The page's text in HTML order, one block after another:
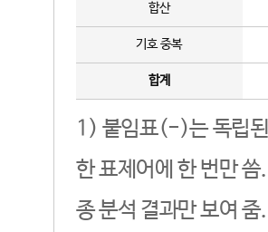
합산
기호 중복
합계
1) 붙임표(-)는 독립된
한 표제어에 한 번만
종 분석 결과만 보여